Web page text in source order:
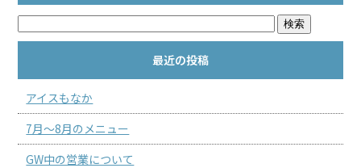
最近の投稿
アイスもなか
7月～8月のメニュー
GW中の営業について